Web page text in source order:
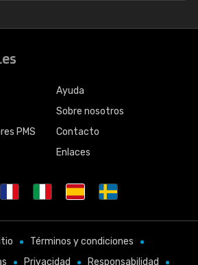
.es
PMS
Ayuda
Sobre nosotros
Contacto
Enlaces
Términos y condiciones
Privacidad Responsabilidad